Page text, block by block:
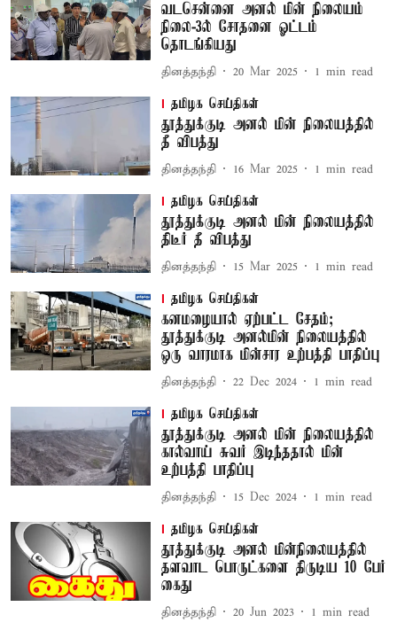
வடசென்னை அனல் மின் நிலையம்
நிலை-3ல் சோதனை ஓட்டம்
தொடங்கியது
தினத்தந்தி 20 Mar 2025 1 min read
தமிழக செய்திகள்
தூத்துக்குடி அனல் மின் நிலையத்தில்
தீ விபத்து
தினத்தந்தி 16 Mar 2025 1 min read
தமிழக செய்திகள்
தூத்துக்குடி அனல் மின் நிலையத்தில்
திடீர் தீ விபத்து
தினத்தந்தி 15 Mar 2025 1 min read
தமிழக செய்திகள்
கனமழையால் ஏற்பட்ட சேதம்;
தூத்துக்குடி அனல்மின் நிலையத்தில்
ஒரு வாரமாக மின்சார உற்பத்தி பாதிப்பு
தினத்தந்தி 22 Dec 2024 1 min read
தமிழக செய்திகள்
தூத்துக்குடி அனல் மின் நிலையத்தில்
கால்வாய் சுவர் இடிந்ததால் மின்
உற்பத்தி பாதிப்பு
தினத்தந்தி 15 Dec 2024 1 min read
தமிழக செய்திகள்
தூத்துக்குடி அனல் மின்நிலையத்தில்
தளவாட பொருட்களை திருடிய 10 பேர்
கைது
தினத்தந்தி 20 Jun 2023 1 min read